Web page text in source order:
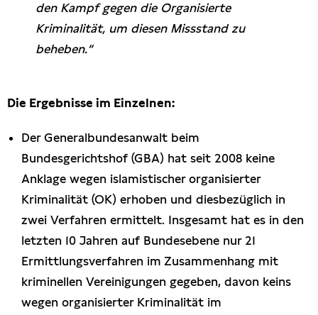
den Kampf gegen die Organisierte
Kriminalität, um diesen Missstand zu
beheben.“
Die Ergebnisse im Einzelnen:
Der Generalbundesanwalt beim
Bundesgerichtshof (GBA) hat seit 2008 keine
Anklage wegen islamistischer organisierter
Kriminalität (OK) erhoben und diesbezüglich in
zwei Verfahren ermittelt. Insgesamt hat es in den
letzten 10 Jahren auf Bundesebene nur 21
Ermittlungsverfahren im Zusammenhang mit
kriminellen Vereinigungen gegeben, davon keins
wegen organisierter Kriminalität im